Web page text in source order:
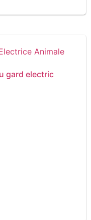
gard electric